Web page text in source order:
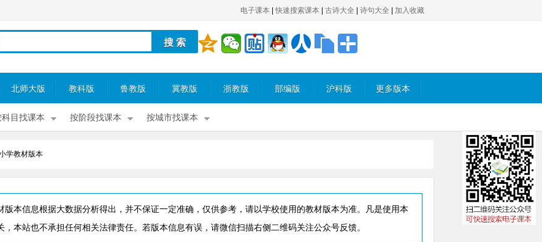
电子课本 快速搜索课本 古诗大全 诗句大全 加入收藏
北师大版 教科版 鲁教版 冀教版 浙教版 部编版 沪科版 更多版本
科目找课本 按阶段找课本 按城市找课本
学教材版本
版本信息根据大数据分析得出，并不保证一定准确，仅供参考，请以学校使用的教材版本为准。凡是使用本
本站也不承担任何相关法律责任。若版本信息有误，请微信扫描右侧二维码关注公众号反馈。